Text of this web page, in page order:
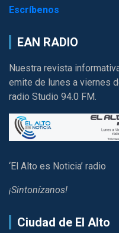
Escríbenos
EAN RADIO
Nuestra revista
emite de lunes a viernes
radio Studio 94.0 FM.
‘El Alto es Noticia’ radio
¡Sintonízanos!
Ciudad de El Alto